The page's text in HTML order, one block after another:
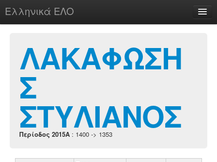
Ελληνικά ΕΛΟ
chesstu.be @ discord
Login
ΛΑΚΑΦΩΣΗ
Σ
ΣΤΥΛΙΑΝΟΣ
Περίοδος 2015A : 1400 -> 1353